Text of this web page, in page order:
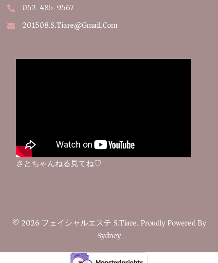
052-485-9567
201508.s.tiare@gmail.com
さとちゃんねる見てね♡
© 2026 フェイシャルエステ S.Tiare. Proudly Powered By
Sydney